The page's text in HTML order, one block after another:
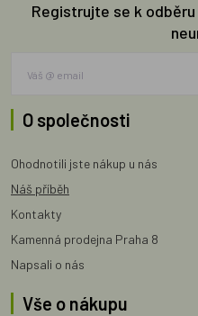
Registrujte se k
O společnosti
Ohodnotili jste nákup u nás
Náš příběh
Kontakty
Kamenná prodejna Praha 8
Napsali o nás
Vše o nákupu